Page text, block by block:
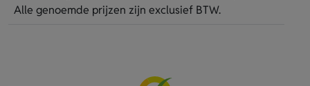
Alle genoemde prijzen zijn exclusief BTW.